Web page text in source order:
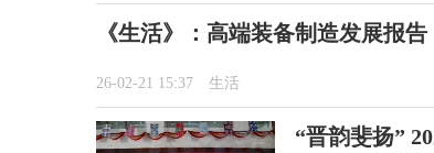
《生活》：高端装备制造发展报告
26-02-21 15:37 生活
“晋韵斐扬”